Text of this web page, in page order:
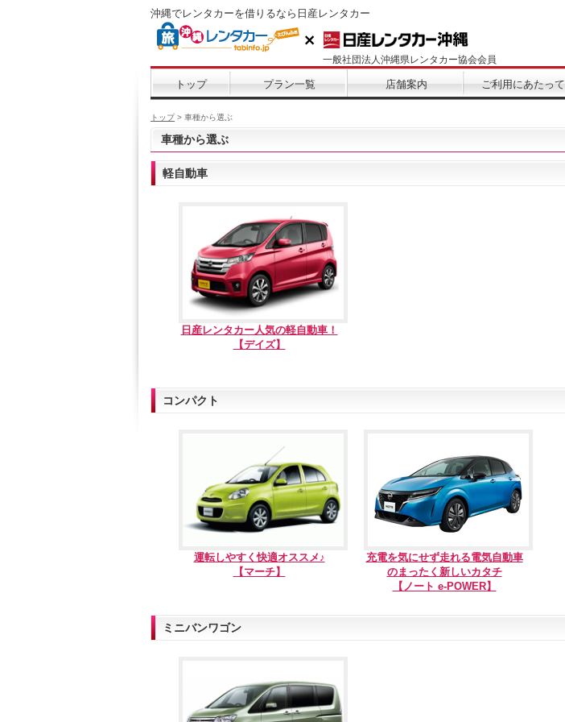
沖縄でレンタカーを借りるなら日産レンタカー
一般社団法人沖縄県レンタカー協会会員
トップ プラン一覧 店舗案内 ご利用にあたって
トップ> 車種から選ぶ
車種から選ぶ
軽自動車
日産レンタカー人気の軽自動車！
【デイズ】
コンパクト
運転しやすく快適オススメ♪
【マーチ】
充電を気にせず走れる電気自動車
のまったく新しいカタチ
【ノート e-POWER】
ミニバンワゴン